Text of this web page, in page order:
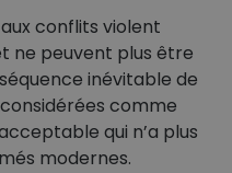
conflits violent
ne peuvent plus être
inévitable de
comme
qui n’a plus
modernes.